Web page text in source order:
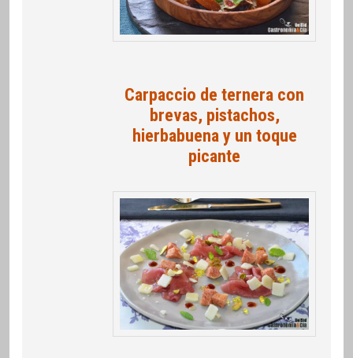
Carpaccio de ternera con
brevas, pistachos,
hierbabuena y un toque
picante